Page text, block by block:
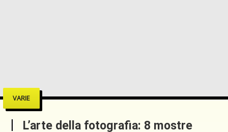
VARIE
L’arte della fotografia: 8 mostre